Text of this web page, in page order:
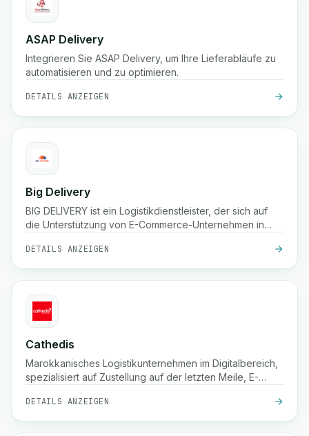
ASAP Delivery
Integrieren Sie ASAP Delivery, um Ihre Lieferabläufe zu
automatisieren und zu optimieren.
DETAILS ANZEIGEN
Big Delivery
BIG DELIVERY ist ein Logistikdienstleister, der sich auf
die Unterstützung von E-Commerce-Unternehmen in
DETAILS ANZEIGEN
Cathedis
Marokkanisches Logistikunternehmen im Digitalbereich,
spezialisiert auf Zustellung auf der letzten Meile, E-
Tracking und Lagerlösungen
DETAILS ANZEIGEN